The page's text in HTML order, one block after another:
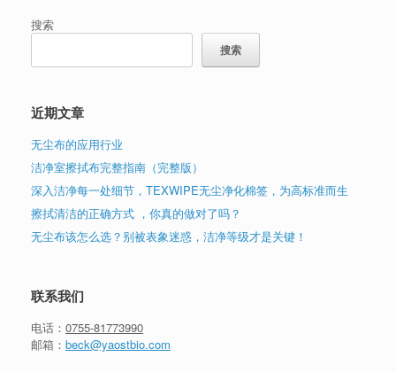
搜索
搜索
近期文章
无尘布的应用行业
洁净室擦拭布完整指南（完整版）
深入洁净每一处细节，TEXWIPE无尘净化棉签，为高标准而生
擦拭清洁的正确方式 ，你真的做对了吗？
无尘布该怎么选？别被表象迷惑，洁净等级才是关键！
联系我们
电话： 0755-81773990
邮箱： beck@yaostbio.com